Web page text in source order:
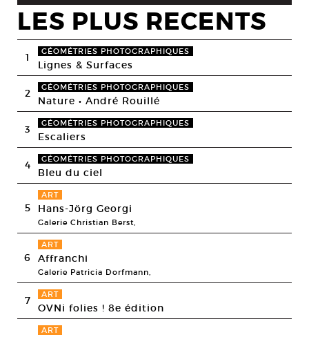
LES PLUS RECENTS
1 GÉOMÉTRIES PHOTOGRAPHIQUES
Lignes & Surfaces
2 GÉOMÉTRIES PHOTOGRAPHIQUES
Nature • André Rouillé
3 GÉOMÉTRIES PHOTOGRAPHIQUES
Escaliers
4 GÉOMÉTRIES PHOTOGRAPHIQUES
Bleu du ciel
5
ART
Hans-Jörg Georgi
Galerie Christian Berst,
6
ART
Affranchi
Galerie Patricia Dorfmann,
7 ART
OVNi folies ! 8e édition
ART